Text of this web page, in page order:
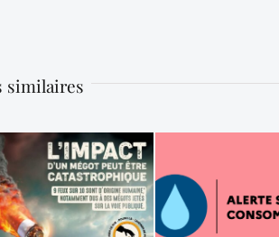
similaires